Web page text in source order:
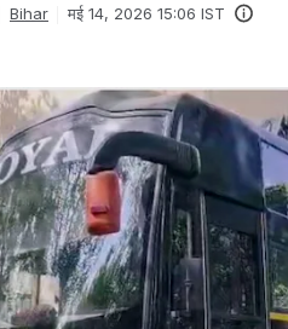
Bihar मई 14, 2026 15:06 IST